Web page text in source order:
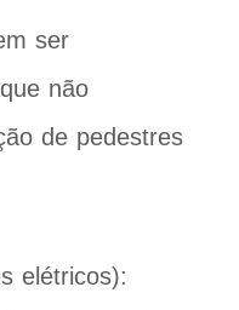
ser
não
de pedestres
elétricos):